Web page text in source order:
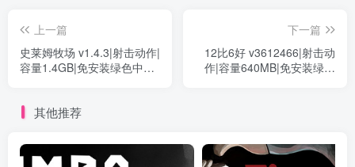
上一篇
史莱姆牧场 v1.4.3|射击动作|
容量1.4GB|免安装绿色中文
下一篇
12比6好 v3612466|射击动
作|容量640MB|免安装绿色
其他推荐